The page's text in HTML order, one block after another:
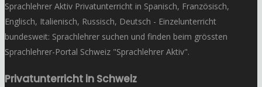
Sprachlehrer Aktiv Privatunterricht in Spanisch, Französisch,
Englisch, Italienisch, Russisch, Deutsch - Einzelunterricht
bundesweit: Sprachlehrer suchen und finden beim grössten
Sprachlehrer-Portal Schweiz "Sprachlehrer Aktiv".
Privatunterricht in Schweiz